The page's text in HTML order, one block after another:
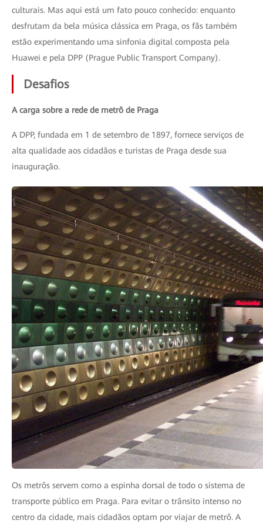
culturais. Mas aqui está um fato pouco conhecido: enquanto
desfrutam da bela música clássica em Praga, os fãs também
estão experimentando uma sinfonia digital composta pela
Huawei e pela DPP (Prague Public Transport Company).
Desafios
A carga sobre a rede de metrô de Praga
A DPP, fundada em 1 de setembro de 1897, fornece serviços de
alta qualidade aos cidadãos e turistas de Praga desde sua
inauguração.
Os metrôs servem como a espinha dorsal de todo o sistema de
transporte público em Praga. Para evitar o trânsito intenso no
centro da cidade, mais cidadãos optam por viajar de metrô. A